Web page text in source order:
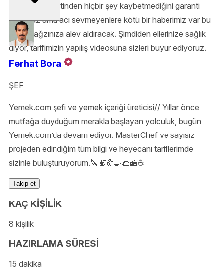
getirdik. Lezzetinden hiçbir şey kaybetmediğini garanti
ediyoruz ama acı sevmeyenlere kötü bir haberimiz var bu
tavuk ağzınıza alev aldıracak. Şimdiden ellerinize sağlık
diyor, tarifimizin yapılış videosuna sizleri buyur ediyoruz.
Ferhat Bora
ŞEF
Yemek.com şefi ve yemek içeriği üreticisi// Yıllar önce
mutfağa duyduğum merakla başlayan yolculuk, bugün
Yemek.com’da devam ediyor. MasterChef ve sayısız
projeden edindiğim tüm bilgi ve heyecanı tariflerimde
sizinle buluşturuyorum.🔪🍝🥐🍳🌮🍰☕️
Takip et
KAÇ KİŞİLİK
8 kişilik
HAZIRLAMA SÜRESİ
15 dakika